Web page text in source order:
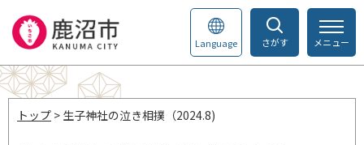
さがす
Language メニュー
トップ > 生子神社の泣き相撲（2024.8)